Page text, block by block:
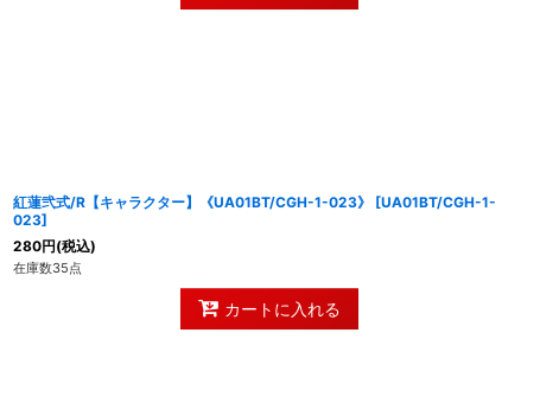
紅蓮弐式/R【キャラクター】《UA01BT/CGH-1-023》 [UA01BT/CGH-1-
023]
280円(税込)
在庫数35点
カートに入れる